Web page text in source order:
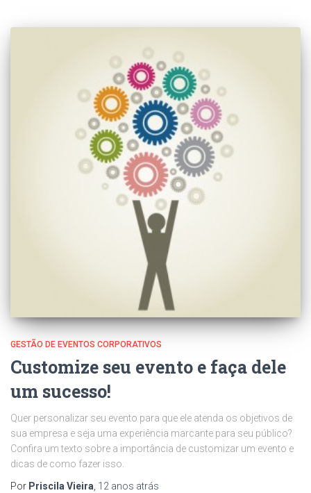
GESTÃO DE EVENTOS CORPORATIVOS
Customize seu evento e faça dele
um sucesso!
Quer personalizar seu evento para que ele atenda os objetivos de
sua empresa e seja uma experiência marcante para seu público?
Confira um texto sobre a importância de customizar um evento e
dicas de como fazer isso.
Por Priscila Vieira, 12 anos atrás